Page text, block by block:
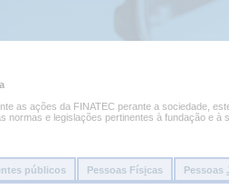
as ações da FINATEC perante a sociedade,
normas e legislações pertinentes à fundação e à
públicos Pessoas Físicas Pessoas